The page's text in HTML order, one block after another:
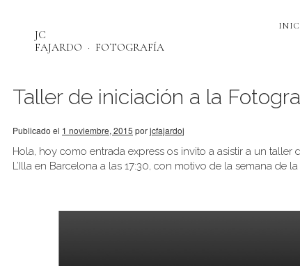
JC
FAJARDO
FOTOGRAFÍA
Taller de iniciación a la
Publicado el 1 noviembre, 2015 porjcfajardoj
Hola, hoy como entrada express os invito a asistir a un
L’Illa en Barcelona a las 17:30, con motivo de la semana de la